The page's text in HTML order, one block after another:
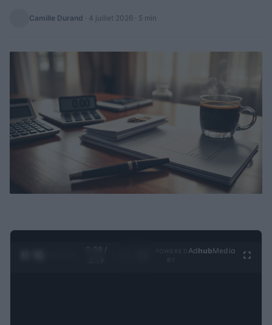
Camille Durand · 4 juillet 2026 · 5 min
0:29 /
Ad hubMedia